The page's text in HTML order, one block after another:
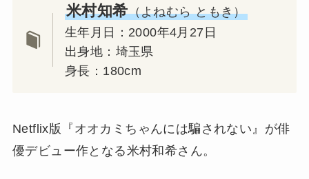
米村知希（よねむら ともき）
生年月日：2000年4月27日
出身地：埼玉県
身長：180cm
Netflix版『オオカミちゃんには騙されない』が俳
優デビュー作となる米村和希さん。